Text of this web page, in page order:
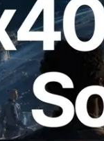
Solana RPC
的时代开启